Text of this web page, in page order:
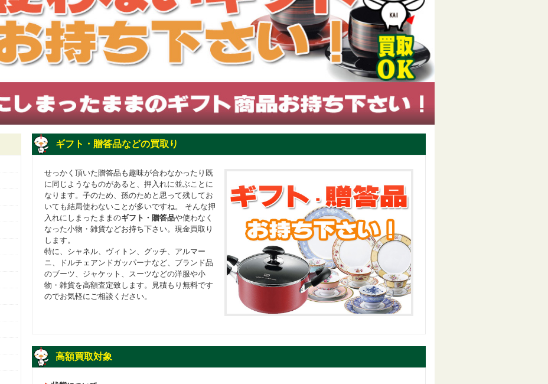
ギフト・贈答品などの買取り
せっかく頂いた贈答品も趣味が合わなかったり既
に同じようなものがあると、押入れに並ぶことに
なります。子のため、孫のためと思って残してお
いても結局使わないことが多いですね。 そんな押
入れにしまったままのギフト・贈答品や使わなく
なった小物・雑貨などお持ち下さい。現金買取り
します。
特に、シャネル、ヴィトン、グッチ、アルマー
ニ、ドルチェアンドガッパーナなど、ブランド品
のブーツ、ジャケット、スーツなどの洋服や小
物・雑貨を高額査定致します。見積もり無料です
のでお気軽にご相談ください。
高額買取対象